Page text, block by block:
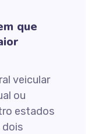
que
veicular
ou
estados
dois